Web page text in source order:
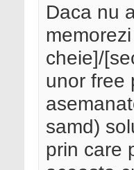
Daca nu
cheie]/
unor free
samd)
prin care